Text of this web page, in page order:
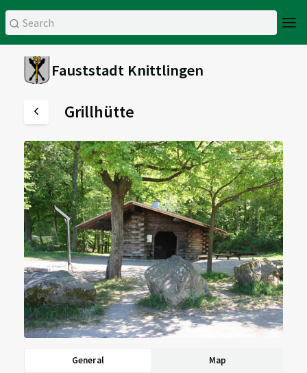
Fauststadt Knittlingen
Grillhütte
General Map